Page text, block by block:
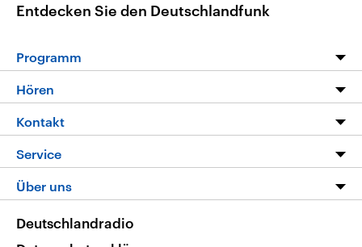
Entdecken Sie den Deutschlandfunk
Programm
Programm
Die Nachrichten
Nachrichtenleicht
Neue Beiträge auf dlf.de
Hören
Livestream
Podcasts
Deutschlandfunk App
Nachrichten App
Kontakt
Hörerservice
Service
FAQ
Veranstaltungen
Über uns
Deutschlandradio